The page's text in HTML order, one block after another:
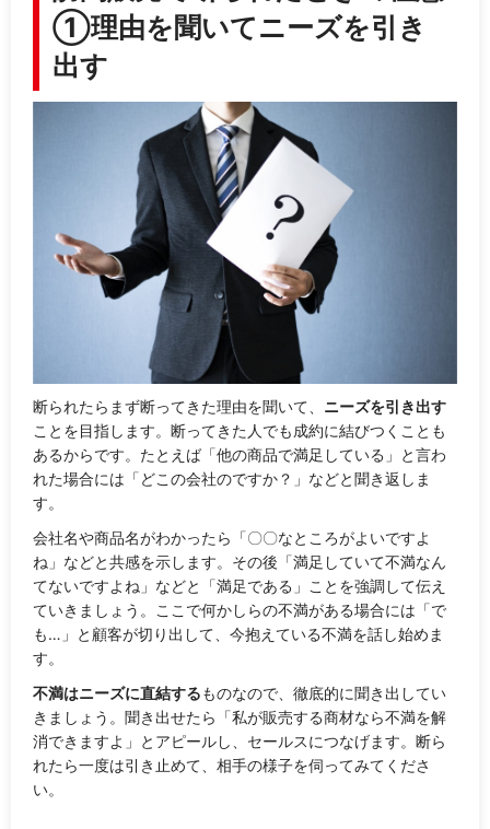
①理由を聞いてニーズを引き
出す
断られたらまず断ってきた理由を聞いて、 ニーズを引き出す
ことを目指します。断ってきた人でも成約に結びつくことも
あるからです。たとえば「他の商品で満足している」と言わ
れた場合には「どこの会社のですか？ 」などと聞き返しま
す。
会社名や商品名がわかったら「〇〇なところがよいですよ
ね 」などと共感を示します。その後 「満足していて不満なん
てないですよね 」などと「満足である」ことを強調して伝え
ていきましょう。ここで何かしらの不満がある場合には「で
も…」と顧客が切り出して、今抱えている不満を話し始めま
す。
不満はニーズに直結するものなので、徹底的に聞き出してい
きましょう。聞き出せたら「私が販売する商材なら不満を解
消できますよ 」とアピールし、セールスにつなげます。断ら
れたら一度は引き止めて、相手の様子を伺ってみてくださ
い。